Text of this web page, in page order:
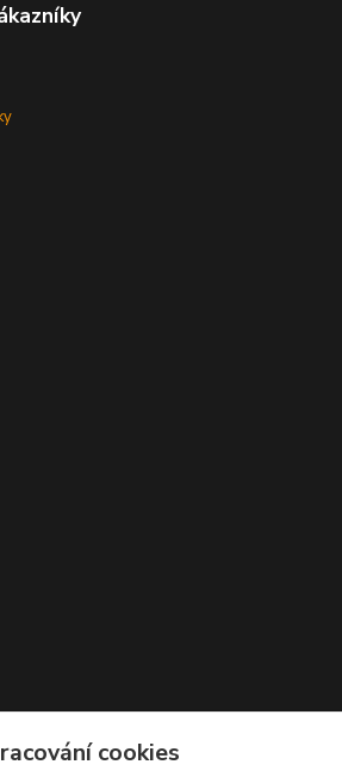
cookies